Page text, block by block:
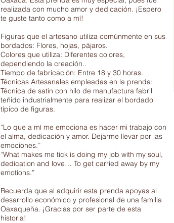
realizada con mucho amor y dedicación. ¡Espero
te guste tanto como a mí!
Figuras que el artesano utiliza comúnmente en sus
bordados: Flores, hojas, pájaros.
Colores que utiliza: Diferentes colores,
dependiendo la creación..
Tiempo de fabricación: Entre 18 y 30 horas.
Técnicas Artesanales empleadas en la prenda:
Técnica de satín con hilo de manufactura fabril
teñido industrialmente para realizar el bordado
típico de figuras.
“Lo que a mí me emociona es hacer mi trabajo con
el alma, dedicación y amor. Dejarme llevar por las
emociones.”
“What makes me tick is doing my job with my soul,
dedication and love… To get carried away by my
emotions.”
Recuerda que al adquirir esta prenda apoyas al
desarrollo económico y profesional de una familia
Oaxaqueña. ¡Gracias por ser parte de esta
historia!